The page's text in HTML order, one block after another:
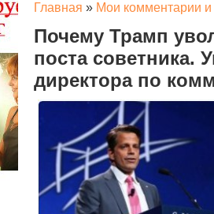
Главная » Мои комментарии
Почему Трамп
поста советника.
директора по